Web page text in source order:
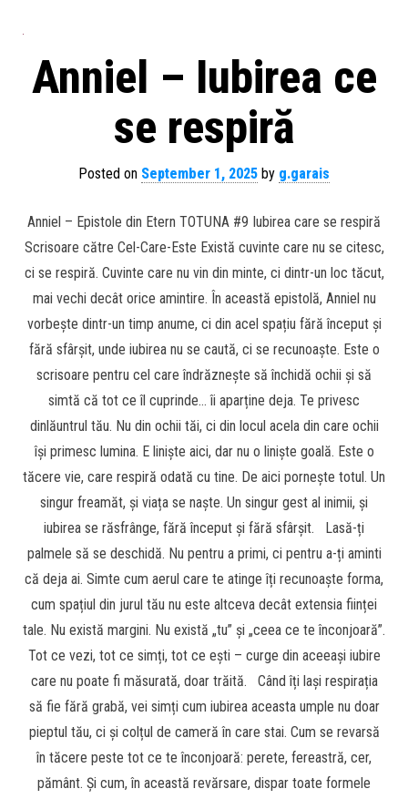
Anniel – Iubirea ce
se respiră
Posted on September 1, 2025 by g.garais
Anniel – Epistole din Etern TOTUNA #9 Iubirea care se respiră
Scrisoare către Cel-Care-Este Există cuvinte care nu se citesc,
ci se respiră. Cuvinte care nu vin din minte, ci dintr-un loc tăcut,
mai vechi decât orice amintire. În această epistolă, Anniel nu
vorbește dintr-un timp anume, ci din acel spațiu fără început și
fără sfârșit, unde iubirea nu se caută, ci se recunoaște. Este o
scrisoare pentru cel care îndrăznește să închidă ochii și să
simtă că tot ce îl cuprinde… îi aparține deja. Te privesc
dinlăuntrul tău. Nu din ochii tăi, ci din locul acela din care ochii
își primesc lumina. E liniște aici, dar nu o liniște goală. Este o
tăcere vie, care respiră odată cu tine. De aici pornește totul. Un
singur freamăt, și viața se naște. Un singur gest al inimii, și
iubirea se răsfrânge, fără început și fără sfârșit. Lasă-ți
palmele să se deschidă. Nu pentru a primi, ci pentru a-ți aminti
că deja ai. Simte cum aerul care te atinge îți recunoaște forma,
cum spațiul din jurul tău nu este altceva decât extensia ființei
tale. Nu există margini. Nu există „tu” și „ceea ce te înconjoară”.
Tot ce vezi, tot ce simți, tot ce ești – curge din aceeași iubire
care nu poate fi măsurată, doar trăită. Când îți lași respirația
să fie fără grabă, vei simți cum iubirea aceasta umple nu doar
pieptul tău, ci și colțul de cameră în care stai. Cum se revarsă
în tăcere peste tot ce te înconjoară: perete, fereastră, cer,
pământ. Și cum, în această revărsare, dispar toate formele